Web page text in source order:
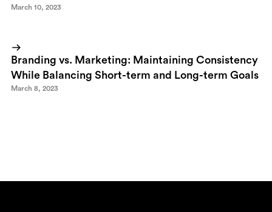
March 10, 2023
Branding vs. Marketing: Maintaining Consistency
While Balancing Short-term and Long-term Goals
March 8, 2023